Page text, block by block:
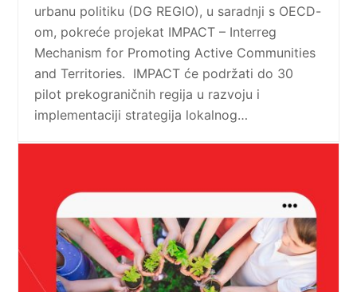
urbanu politiku (DG REGIO), u saradnji s OECD-
om, pokreće projekat IMPACT – Interreg
Mechanism for Promoting Active Communities
and Territories. IMPACT će podržati do 30
pilot prekograničnih regija u razvoju i
implementaciji strategija lokalnog…